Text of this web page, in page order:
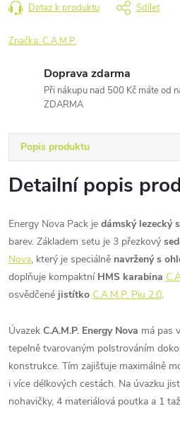
Dotaz k produktu Sdílet
Značka:C.A.M.P.
Doprava zdarma
Při nákupu nad 500 Kč máte od
ZDARMA
Popis produktu
Detailní popis
Energy Nova Pack je dámský lezecký
barev. Základem setu je 3 přezkový
Nova, který je speciálně navržený s
doplňuje kompaktní HMS karabina
osvědčené jistítko C.A.M.P. Piu 2.0.
Úvazek C.A.M.P. Energy Nova má pas
tepelně tvarovaným polstrováním
konstrukce. Tím zajišťuje maximálně
i více délkových cestách. Na úvazku
nohavičky, 4 materiálová poutka a 1